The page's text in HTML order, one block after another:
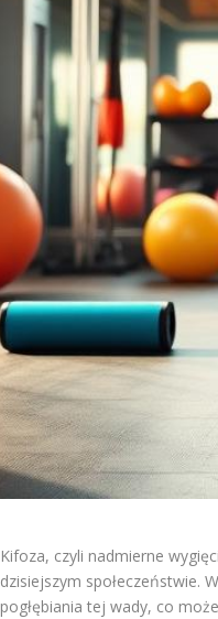
Kifoza, czyli nadmierne
dzisiejszym społeczeństwie.
pogłębiania tej wady, co